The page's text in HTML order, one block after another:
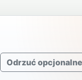
Odrzuć opcjonalne